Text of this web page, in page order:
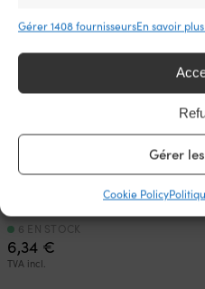
Gérer 1408 fournisseursEn savoir
Gérer
Cookie Policy
Butane / bouteilles de gaz
pour réchaud de camping &
chauffages 1852-Marine,
raccord MSF-1A, 220 grammes
6,34 €
TVA incl.
6 EN STOCK